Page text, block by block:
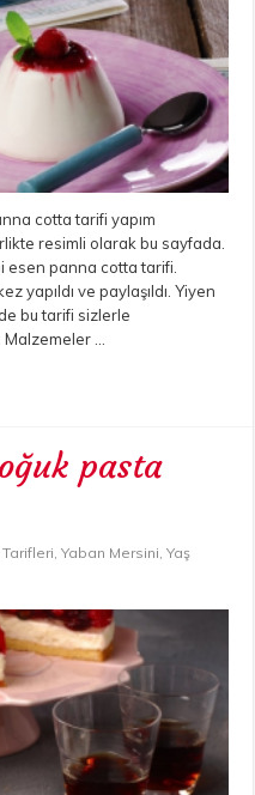
cotta tarifi yapım
resimli olarak bu sayfada.
esen panna cotta tarifi.
yapıldı ve paylaşıldı. Yiyen
bu tarifi sizlerle
Malzemeler …
pasta
,Yaban Mersini,Yaş